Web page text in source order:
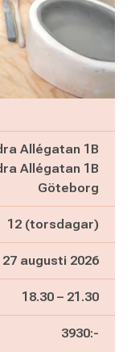
Allégatan 1B
Allégatan 1B
Göteborg
12 (torsdagar)
27 augusti 2026
Pågår mellan
18.30 – och
21.30
3930:-